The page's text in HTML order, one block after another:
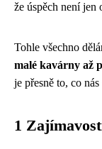
že úspěch není jen
Tohle všechno
malé kavárny až
je přesně to, co
1